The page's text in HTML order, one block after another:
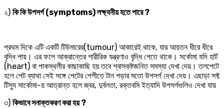
২) কি কি উপসর্গ (symptoms) লক্ষ্যনীয় হতে পারে ?
প্রথম দিকে এটি একটি টিউমারের(tumour) আকারেই থাকে, যার আয়তন ধীরে ধীরে
বৃদ্ধি পায়। এর ফলে আক্রান্তের শারীরিক যন্ত্রণাও বৃদ্ধি পেতে থাকে। সর্কোমা যদি হার্ট
(heart) বা পাকস্থলীর কাছাকাছি হয় তবে শ্বাসকষ্টজনিত সমস্যা দেখা দেয়। তলপেটে
হলে পেট ব্যাথা সেই সঙ্গে পেটের পেশীতে টান পড়ার মতো উপসর্গ দেখা দেয়। এছাড়া সফ্ট
টিস্যু সার্কোমা-য় আত্রান্ত হলে জ্বর, দুর্বলতা, রক্তবমি ইত্যাদি উপসর্গগুলিও দেখা যায়
৩) কিভাবে সনাক্তকরণ করা হয় ?